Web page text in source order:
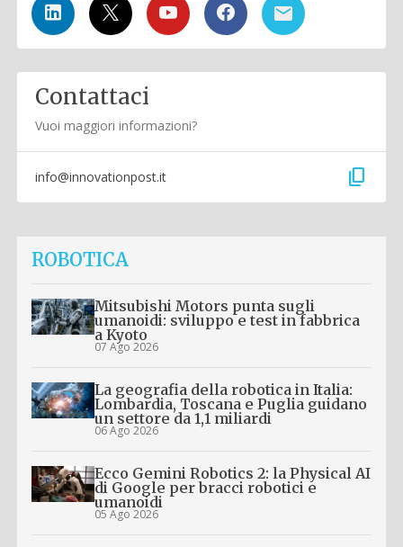
Contattaci
Vuoi maggiori informazioni?
info@innovationpost.it content_copy
ROBOTICA
Mitsubishi Motors punta sugli
umanoidi: sviluppo e test in fabbrica
a Kyoto
07 Ago 2026
La geografia della robotica in Italia:
Lombardia, Toscana e Puglia guidano
un settore da 1,1 miliardi
06 Ago 2026
Ecco Gemini Robotics 2: la Physical AI
di Google per bracci robotici e
umanoidi
05 Ago 2026